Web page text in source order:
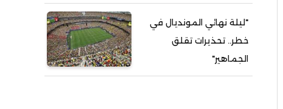
"ليلة نهائي المونديال في
خطر.. تحذيرات تقلق
الجماهير"